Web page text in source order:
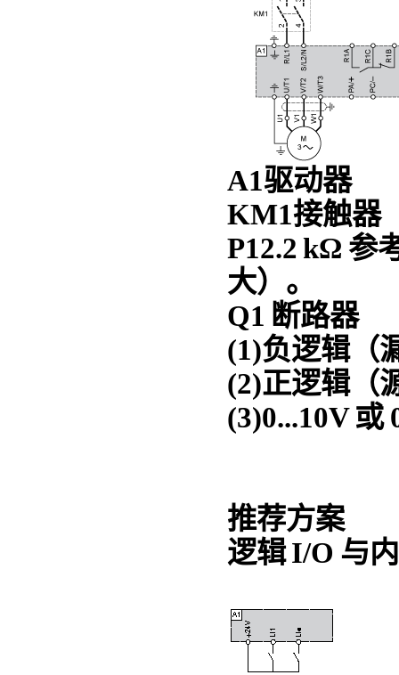
A1驱动器
KM1接触器
P12.2 kΩ 参
大）。
Q1 断路器
(1)负逻辑（
(2)正逻辑（
(3)0...10V 或
推荐方案
逻辑 I/O 与